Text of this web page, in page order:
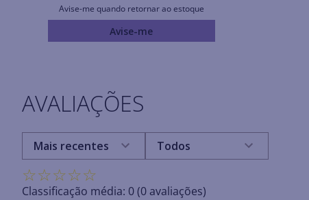
Avise-me quando retornar ao estoque
Avise-me
AVALIAÇÕES
☆☆☆☆☆
Classificação média: 0(0 avaliações)
Mais recentes Todos